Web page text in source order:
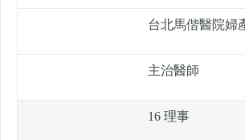
台北馬偕醫院婦
主治醫師
16 理事